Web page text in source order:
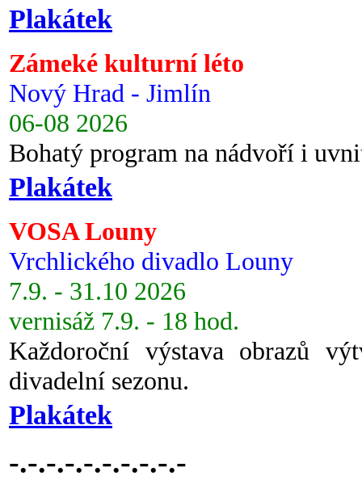
Plakátek
Zámeké kulturní léto
Nový Hrad - Jimlín
06-08 2026
Bohatý program na nádvoří i
Plakátek
VOSA Louny
Vrchlického divadlo Louny
7.9. - 31.10 2026
vernisáž 7.9. - 18 hod.
Každoroční výstava obrazů
divadelní sezonu.
Plakátek
-.-.-.-.-.-.-.-.-.-